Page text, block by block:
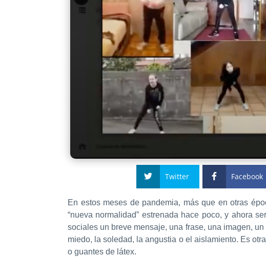
Twitter Facebook
En estos meses de pandemia, más que en otras
“nueva normalidad” estrenada hace poco, y ahora
sociales un breve mensaje, una frase, una imagen,
miedo, la soledad, la angustia o el aislamiento. Es
o guantes de látex.